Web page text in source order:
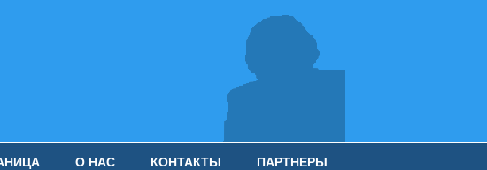
ПАРТНЕРЫ
КОНТАКТЫ
О НАС